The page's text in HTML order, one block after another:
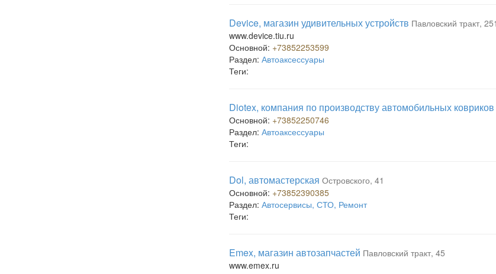
Device, магазин удивительных устройств Павловский тракт,
www.device.tiu.ru
Основной: +73852253599
Раздел: Автоаксессуары
Теги:
Diotex, компания по производству автомобильных ковриков
Основной: +73852250746
Раздел: Автоаксессуары
Теги:
Dol, автомастерская Островского, 41
Основной: +73852390385
Раздел: Автосервисы, СТО, Ремонт
Теги:
Emex, магазин автозапчастей Павловский тракт, 45
www.emex.ru